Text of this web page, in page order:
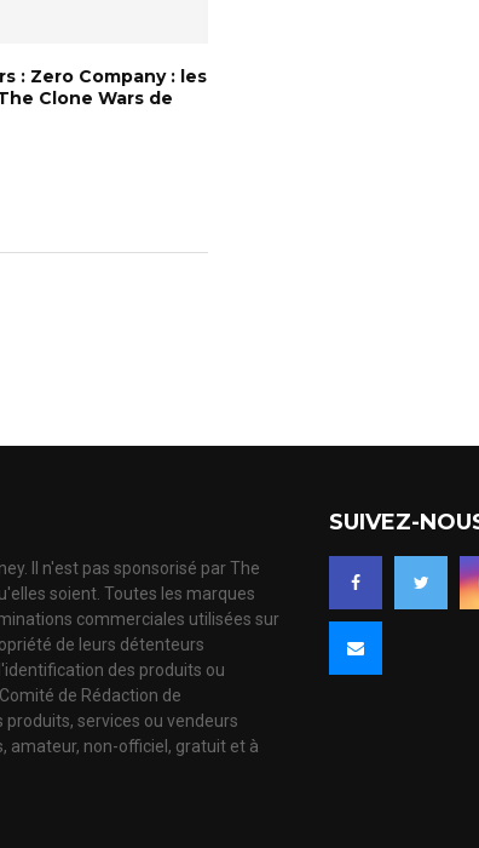
: Zero Company : les
Clone Wars de
Il n'est pas sponsorisé par The
soient. Toutes les marques
commerciales utilisées sur
de leurs détenteurs
des produits ou
de Rédaction de
produits, services ou vendeurs
amateur, non-officiel, gratuit et à
SUIVEZ-